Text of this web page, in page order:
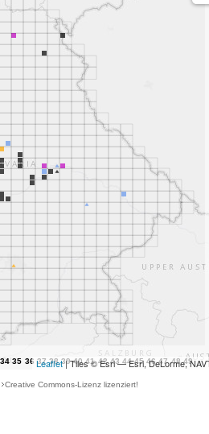
Leaflet| Tiles © Esri — Esri, DeLorme,
Creative Commons-Lizenz lizenziert!